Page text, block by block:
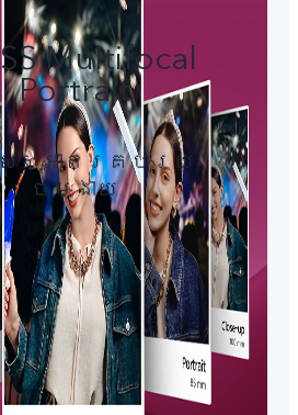
Multifocal
Portrait
ស្អាតគ្រប់រយៈ​
ចម្ងាយ